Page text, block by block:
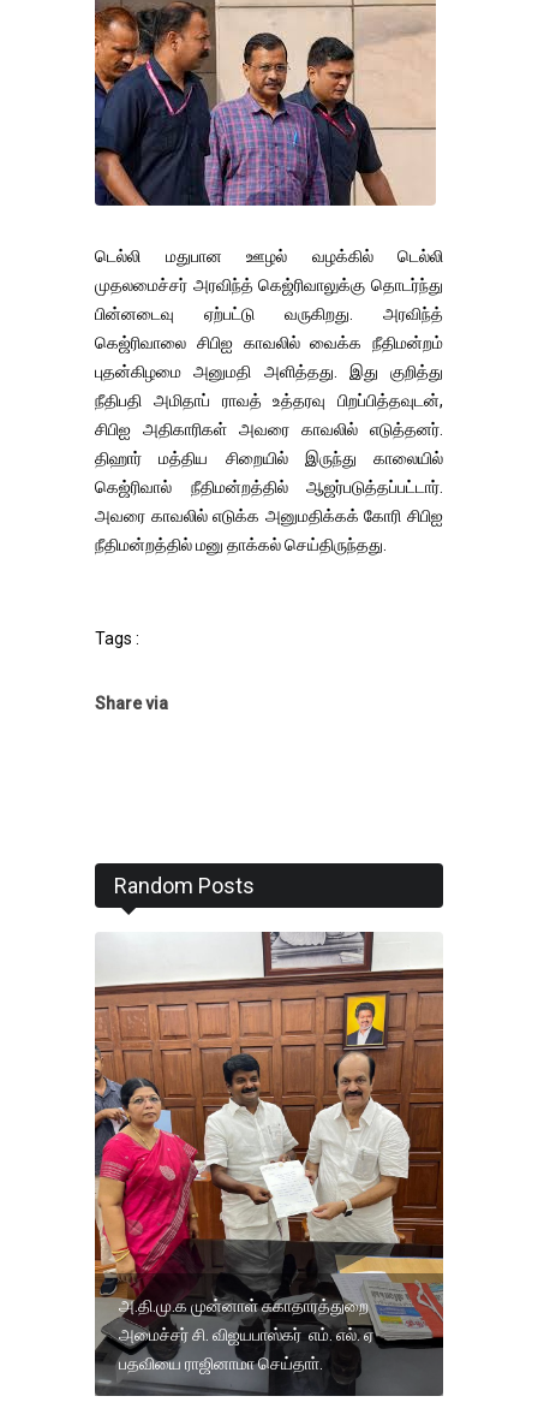
டெல்லி மதுபான ஊழல் வழக்கில் டெல்லி
முதலமைச்சர் அரவிந்த் கெஜ்ரிவாலுக்கு தொடர்ந்து
பின்னடைவு ஏற்பட்டு வருகிறது. அரவிந்த்
கெஜ்ரிவாலை சிபிஐ காவலில் வைக்க நீதிமன்றம்
புதன்கிழமை அனுமதி அளித்தது. இது குறித்து
நீதிபதி அமிதாப் ராவத் உத்தரவு பிறப்பித்தவுடன்,
சிபிஐ அதிகாரிகள் அவரை காவலில் எடுத்தனர்.
திஹார் மத்திய சிறையில் இருந்து காலையில்
கெஜ்ரிவால் நீதிமன்றத்தில் ஆஜர்படுத்தப்பட்டார்.
அவரை காவலில் எடுக்க அனுமதிக்கக் கோரி சிபிஐ
நீதிமன்றத்தில் மனு தாக்கல் செய்திருந்தது.
Tags :
Share via
Random Posts
அ.தி.மு.க முன்னாள் சுகாதாரத்துறை
அமைச்சர் சி. விஜயபாஸ்கர் எம். எல். ஏ
பதவியை ராஜினாமா செய்தாா்.